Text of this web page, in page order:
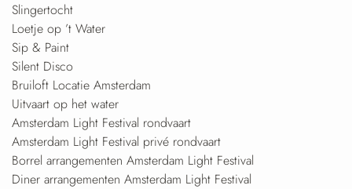
Slingertocht
Loetje op ’t Water
Sip & Paint
Silent Disco
Bruiloft Locatie Amsterdam
Uitvaart op het water
Amsterdam Light Festival rondvaart
Amsterdam Light Festival privé rondvaart
Borrel arrangementen Amsterdam Light Festival
Diner arrangementen Amsterdam Light Festival